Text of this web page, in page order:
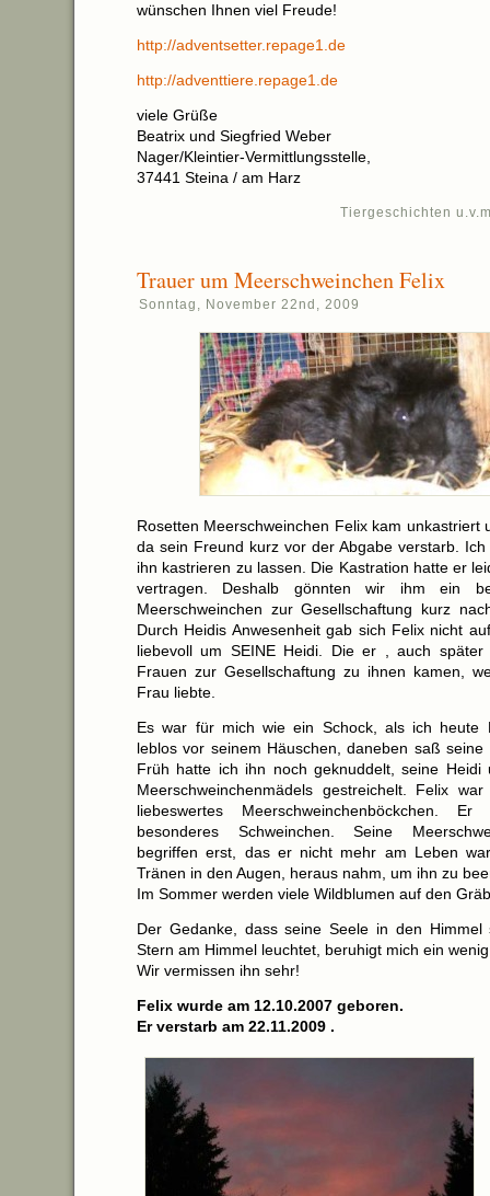
wünschen Ihnen viel Freude!
http://adventsetter.repage1.de
http://adventtiere.repage1.de
viele Grüße
Beatrix und Siegfried Weber
Nager/Kleintier-Vermittlungsstelle,
37441 Steina / am Harz
Tiergeschichten
Trauer um Meerschweinchen Felix
Sonntag, November 22nd, 2009
Rosetten Meerschweinchen Felix kam unkastriert
da sein Freund kurz vor der Abgabe verstarb. Ich
ihn kastrieren zu lassen. Die Kastration hatte er
vertragen. Deshalb gönnten wir ihm ein
Meerschweinchen zur Gesellschaftung kurz
Durch Heidis Anwesenheit gab sich Felix nicht
liebevoll um SEINE Heidi. Die er , auch
Frauen zur Gesellschaftung zu ihnen kamen,
Frau liebte.
Es war für mich wie ein Schock, als ich heute
leblos vor seinem Häuschen, daneben saß seine
Früh hatte ich ihn noch geknuddelt, seine Heidi
Meerschweinchenmädels gestreichelt. Felix
liebeswertes Meerschweinchenböckchen.
besonderes Schweinchen. Seine
begriffen erst, das er nicht mehr am Leben
Tränen in den Augen, heraus nahm, um ihn zu
Im Sommer werden viele Wildblumen auf den
Der Gedanke, dass seine Seele in den Himmel
Stern am Himmel leuchtet, beruhigt mich ein
Wir vermissen ihn sehr!
Felix wurde am 12.10.2007 geboren.
Er verstarb am 22.11.2009 .